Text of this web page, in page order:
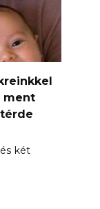
ment
két